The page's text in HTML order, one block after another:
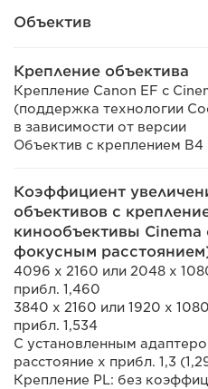
Объектив
Крепление объектива
Крепление Canon EF с
(поддержка технологии
в зависимости от версии
Объектив с креплением B4
Коэффициент
объективов с
кинообъективы
фокусным
4096 x 2160 или 2048 x
прибл. 1,460
3840 x 2160 или 1920 x
прибл. 1,534
С установленным
расстояние x прибл. 1,3
Крепление PL: без